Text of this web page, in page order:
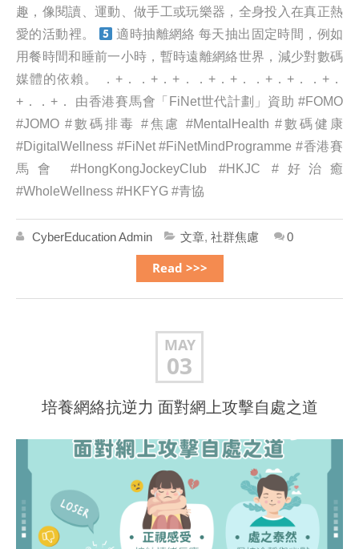
趣，像閱讀、運動、做手工或玩樂器，全身投入在真正熱
愛的活動裡。
適時抽離網絡 每天抽出固定時間，例如
用餐時間和睡前一小時，暫時遠離網絡世界，減少對數碼
媒體的依賴。 ．+．．+．+．．+．+．．+．+．．+．
+．．+． 由香港賽馬會「FiNet世代計劃」資助 #FOMO
#JOMO #數碼排毒 #焦慮 #MentalHealth #數碼健康
#DigitalWellness #FiNet #FiNetMindProgramme #香港賽
馬會 #HongKongJockeyClub #HKJC #好治癒
#WholeWellness #HKFYG #青協
CyberEducation Admin 文章, 社群焦慮 0
Read >>>
MAY
03
培養網絡抗逆力️ 面對網上攻擊自處之道